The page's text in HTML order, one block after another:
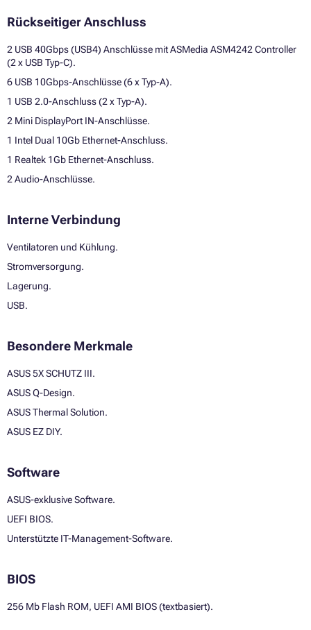
Rückseitiger Anschluss
2 USB 40Gbps (USB4) Anschlüsse mit ASMedia ASM4242 Controller
(2 x USB Typ-C).
6 USB 10Gbps-Anschlüsse (6 x Typ-A).
1 USB 2.0-Anschluss (2 x Typ-A).
2 Mini DisplayPort IN-Anschlüsse.
1 Intel Dual 10Gb Ethernet-Anschluss.
1 Realtek 1Gb Ethernet-Anschluss.
2 Audio-Anschlüsse.
Interne Verbindung
Ventilatoren und Kühlung.
Stromversorgung.
Lagerung.
USB.
Besondere Merkmale
ASUS 5X SCHUTZ III.
ASUS Q-Design.
ASUS Thermal Solution.
ASUS EZ DIY.
Software
ASUS-exklusive Software.
UEFI BIOS.
Unterstützte IT-Management-Software.
BIOS
256 Mb Flash ROM, UEFI AMI BIOS (textbasiert).